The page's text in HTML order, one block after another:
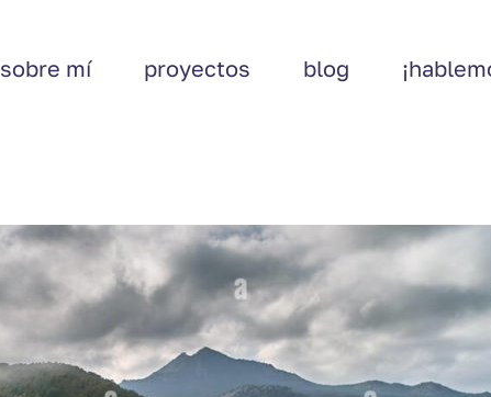
sobre mí proyectos blog